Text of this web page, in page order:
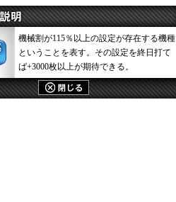
機械割が115％以上の設定が存在する機種
ということを表す。その設定を終日打て
ば+3000枚以上が期待できる。